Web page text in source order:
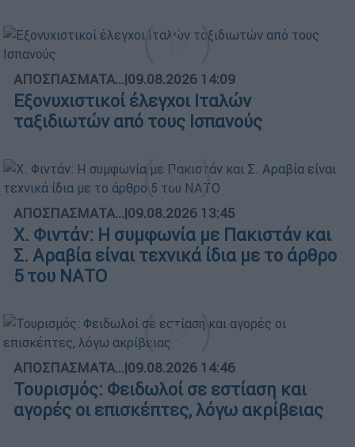
ΑΠΟΣΠΑΣΜΑΤΑ...|09.08.2026 14:09
Εξονυχιστικοί έλεγχοι Ιταλών
ταξιδιωτών από τους Ισπανούς
ΑΠΟΣΠΑΣΜΑΤΑ...|09.08.2026 13:45
X. Φιντάν: Η συμφωνία με Πακιστάν και
Σ. Αραβία είναι τεχνικά ίδια με το άρθρο
5 του ΝΑΤΟ
ΑΠΟΣΠΑΣΜΑΤΑ...|09.08.2026 14:46
Τουρισμός: Φειδωλοί σε εστίαση και
αγορές οι επισκέπτες, λόγω ακρίβειας